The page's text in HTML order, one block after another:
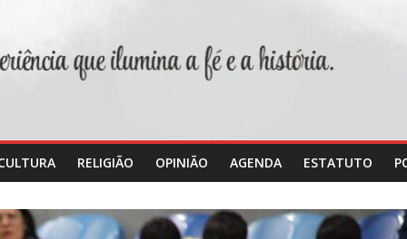
RELIGIÃO OPINIÃO AGENDA ESTATUTO